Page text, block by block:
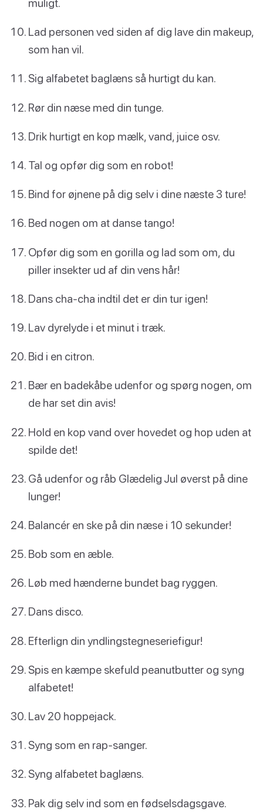
muligt.
Lad personen ved siden af dig lave din makeup,
som han vil.
Sig alfabetet baglæns så hurtigt du kan.
Rør din næse med din tunge.
Drik hurtigt en kop mælk, vand, juice osv.
Tal og opfør dig som en robot!
Bind for øjnene på dig selv i dine næste 3 ture!
Bed nogen om at danse tango!
Opfør dig som en gorilla og lad som om, du
piller insekter ud af din vens hår!
Dans cha-cha indtil det er din tur igen!
Lav dyrelyde i et minut i træk.
Bid i en citron.
Bær en badekåbe udenfor og spørg nogen, om
de har set din avis!
Hold en kop vand over hovedet og hop uden at
spilde det!
Gå udenfor og råb Glædelig Jul øverst på dine
lunger!
Balancér en ske på din næse i 10 sekunder!
Bob som en æble.
Løb med hænderne bundet bag ryggen.
Dans disco.
Efterlign din yndlingstegneseriefigur!
Spis en kæmpe skefuld peanutbutter og syng
alfabetet!
Lav 20 hoppejack.
Syng som en rap-sanger.
Syng alfabetet baglæns.
Pak dig selv ind som en fødselsdagsgave.